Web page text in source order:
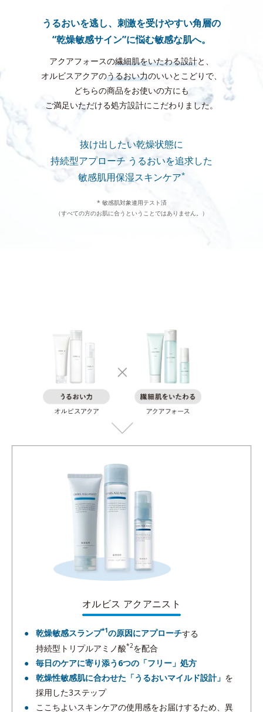
うるおいを逃し、刺激を受けやすい角層の
“乾燥敏感サイン”に悩む敏感な肌へ。
アクアフォースの繊細肌をいたわる設計と、
オルビスアクアのうるおい力のいいとこどりで、
どちらの商品をお使いの方にも
ご満足いただける処方設計にこだわりました。
抜け出したい乾燥状態に
持続型アプローチ うるおいを追求した
敏感肌用保湿スキンケア*
* 敏感肌対象連用テスト済
（すべての方のお肌に合うということではありません。）
オルビス アクアニスト
乾燥敏感スランプ*1の原因にアプローチする
持続型トリプルアミノ酸*2を配合
毎日のケアに寄り添う6つの「フリー」処方
乾燥性敏感肌に合わせた「うるおいマイルド設計」 を
採用した3ステップ
ここちよいスキンケアの使用感をお届けするため、異